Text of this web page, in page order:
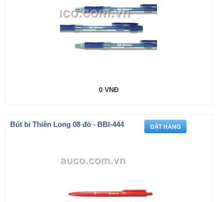
0 VNĐ
Bút bi Thiên Long 08 đỏ - BBI-444